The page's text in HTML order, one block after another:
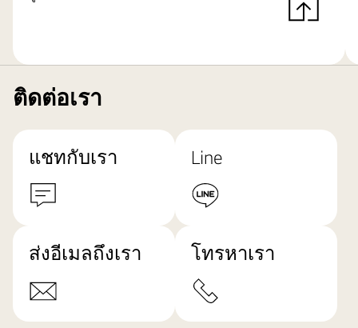
ติดต่อเรา
แชทกับเรา Line
ส่งอีเมลถึงเรา โทรหาเรา